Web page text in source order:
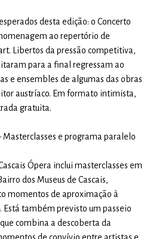
desta edição: o Concerto
ao repertório de
Libertos da pressão competitiva,
para a final regressam ao
e ensembles de algumas das obras
austríaco. Em formato intimista,
gratuita.
Masterclasses e programa paralelo
Ópera inclui masterclasses em
dos Museus de Cascais,
momentos de aproximação à
Está também previsto um passeio
combina a descoberta da